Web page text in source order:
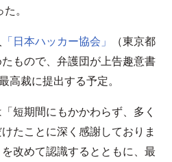
。
「日本ハッカー協会」
（東京都
もので、弁護団が上告趣意書
高裁に提出する予定。
短期間にもかかわらず、多く
たことに深く感謝しておりま
改めて認識するとともに、最